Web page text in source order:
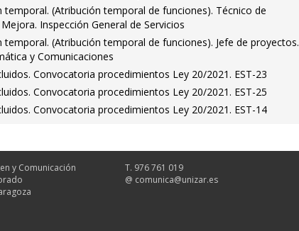
(Atribución temporal de funciones). Técnico de
Inspección General de Servicios
(Atribución temporal de funciones). Jefe de proyectos.
y Comunicaciones
Convocatoria procedimientos Ley 20/2021. EST-23
Convocatoria procedimientos Ley 20/2021. EST-25
Convocatoria procedimientos Ley 20/2021. EST-14
y Comunicación
T. 976 761 019
@ comunica@unizar.es